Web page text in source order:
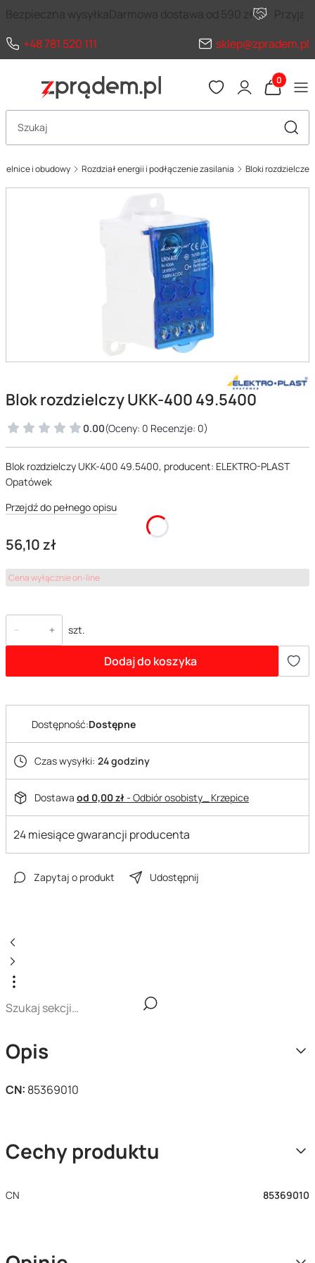
Bezpieczna wysyłkaDarmowa dostawa od 590 zł
+48 781 520 111
sklep@zpradem.pl
Produkty
Otwórz wyszukiwarkę
i obudowy Rozdział energii i podłączenie zasilania Bloki rozdzielcze
Blok rozdzielczy UKK-400 49.5400
0.00(Oceny: 0 Recenzje: 0)
Blok rozdzielczy UKK-400 49.5400, producent: ELEKTRO-PLAST
Opatówek
Przejdź do pełnego opisu
Cena
56,10 zł
Cena wyłącznie on-line
szt.
Dodaj do koszyka
Dostępność:Dostępne
Czas wysyłki: 24 godziny
Dostawa od 0,00 zł- Odbiór osobisty_ Krzepice
24 miesiące gwarancji producenta
Zapytaj o produkt Udostępnij
Opis
CN: 85369010
Cechy produktu
CN 85369010